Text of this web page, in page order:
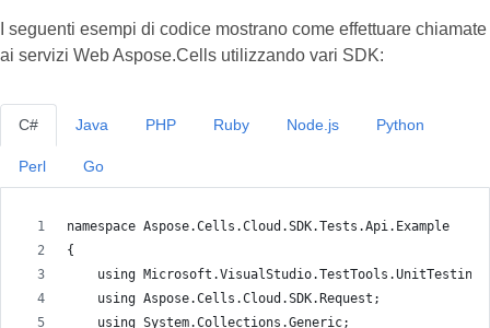
I seguenti esempi di codice mostrano come effettuare chiamate
ai servizi Web Aspose.Cells utilizzando vari SDK:
C#
namespace Aspose.Cells.Cloud.SDK.Tests.Api.Example
{
    using Microsoft.VisualStudio.TestTools.UnitTesting;
    using Aspose.Cells.Cloud.SDK.Request;
    using System.Collections.Generic;
Java PHP Ruby Node.js Python
Perl Go